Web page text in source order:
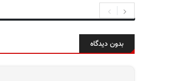
بدون دیدگاه